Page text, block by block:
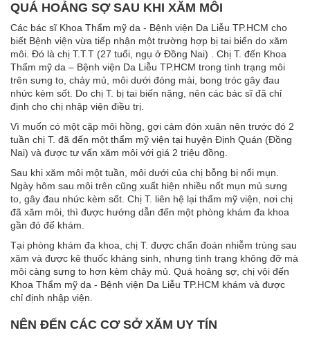
QUÁ HOẢNG SỢ SAU KHI XĂM MÔI
Các bác sĩ Khoa Thẩm mỹ da - Bệnh viện Da Liễu TP.HCM cho
biết Bệnh viện vừa tiếp nhận một trường hợp bị tai biến do xăm
môi. Đó là chị T.T.T (27 tuổi, ngụ ở Đồng Nai) . Chị T. đến Khoa
Thẩm mỹ da – Bệnh viện Da Liễu TP.HCM trong tình trạng môi
trên sưng to, chảy mủ, môi dưới đóng mài, bong tróc gây đau
nhức kèm sốt. Do chị T. bị tai biến nặng, nên các bác sĩ đã chỉ
định cho chị nhập viện điều trị.
Vì muốn có một cặp môi hồng, gợi cảm đón xuân nên trước đó 2
tuần chị T. đã đến một thẩm mỹ viện tại huyện Định Quán (Đồng
Nai) và được tư vấn xăm môi với giá 2 triệu đồng.
Sau khi xăm môi một tuần, môi dưới của chị bỗng bị nổi mụn.
Ngày hôm sau môi trên cũng xuất hiện nhiều nốt mụn mủ sưng
to, gây đau nhức kèm sốt. Chị T. liên hệ lại thẩm mỹ viện, nơi chị
đã xăm môi, thì được hướng dẫn đến một phòng khám đa khoa
gần đó để khám.
Tại phòng khám đa khoa, chị T. được chẩn đoán nhiễm trùng sau
xăm và được kê thuốc kháng sinh, nhưng tình trạng không đỡ mà
môi càng sưng to hơn kèm chảy mủ. Quá hoảng sợ, chị vội đến
Khoa Thẩm mỹ da - Bệnh viện Da Liễu TP.HCM khám và được
chỉ định nhập viện.
NÊN ĐẾN CÁC CƠ SỞ XĂM UY TÍN